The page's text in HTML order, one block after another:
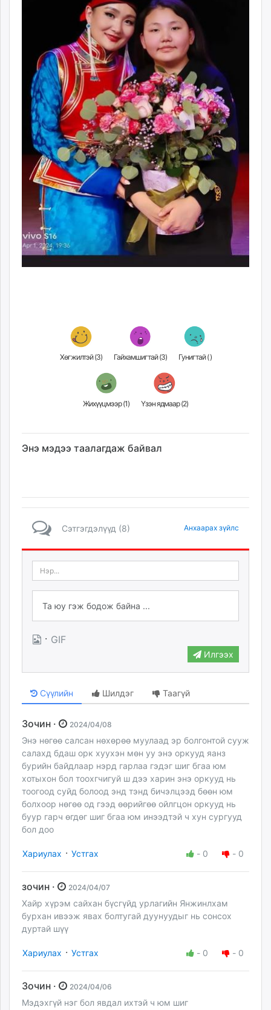
Хөгжилтэй (3) Гайхамшигтай (3) Гунигтай ()
Жихүүцмээр (1) Үзэн ядмаар (2)
Энэ мэдээ таалагдаж байвал
Сэтгэгдэлүүд (8) Анхаарах зүйлс
· GIF
Илгээх
Сүүлийн Шилдэг Таагүй
Зочин · 2024/04/08
Энэ нөгөө салсан нөхөрөө муулаад эр болгонтой сууж
салахд бдаш орк хуухэн мөн уу энэ оркууд яанз
бурийн байдлаар нэрд гарлаа гэдэг шиг бгаа юм
хотыхон бол тоохгчигуй ш дээ харин энэ оркууд нь
тоогоод суйд болоод энд тэнд бичэлцээд бөөн юм
болхоор нөгөө од гээд өөрийгөө ойлгцон оркууд нь
буур гарч өгдөг шиг бгаа юм инээдтэй ч хун сургууд
бол доо
Хариулах · Устгах - 0 - 0
зочин · 2024/04/07
Хайр хүрэм сайхан бүсгүйд урлагийн Янжинлхам
бурхан ивээж явах болтугай дуунуудыг нь сонсох
дуртай шүү
Хариулах · Устгах - 0 - 0
Зочин · 2024/04/06
Мэдэхгүй нэг бол явдал ихтэй ч юм шиг